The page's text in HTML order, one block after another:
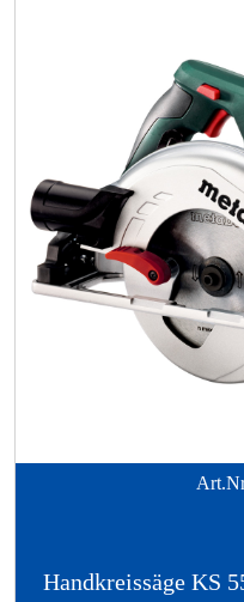
Handkreissäge KS